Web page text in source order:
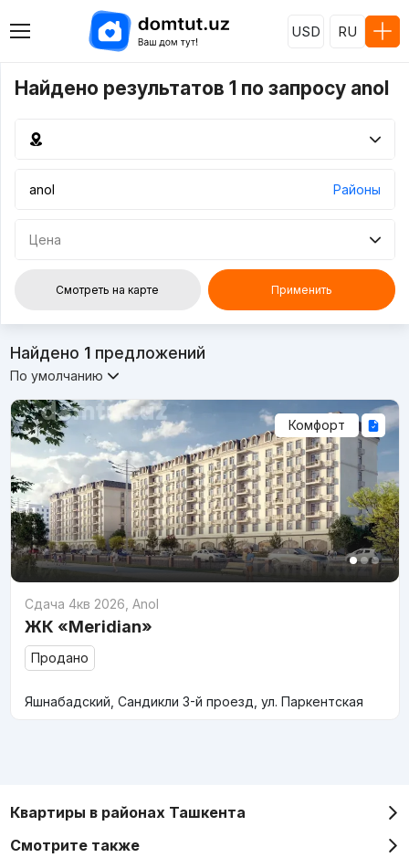
USD RU
Найдено результатов 1 по запросу anol
Районы
Цена
Смотреть на карте Применить
Найдено 1предложений
По умолчанию
Комфорт
Сдача 4кв 2026 Anol
ЖК «Meridian»
Продано
Яшнабадский, Сандикли 3-й проезд, ул. Паркентская
Квартиры в районах Ташкента
Смотрите также